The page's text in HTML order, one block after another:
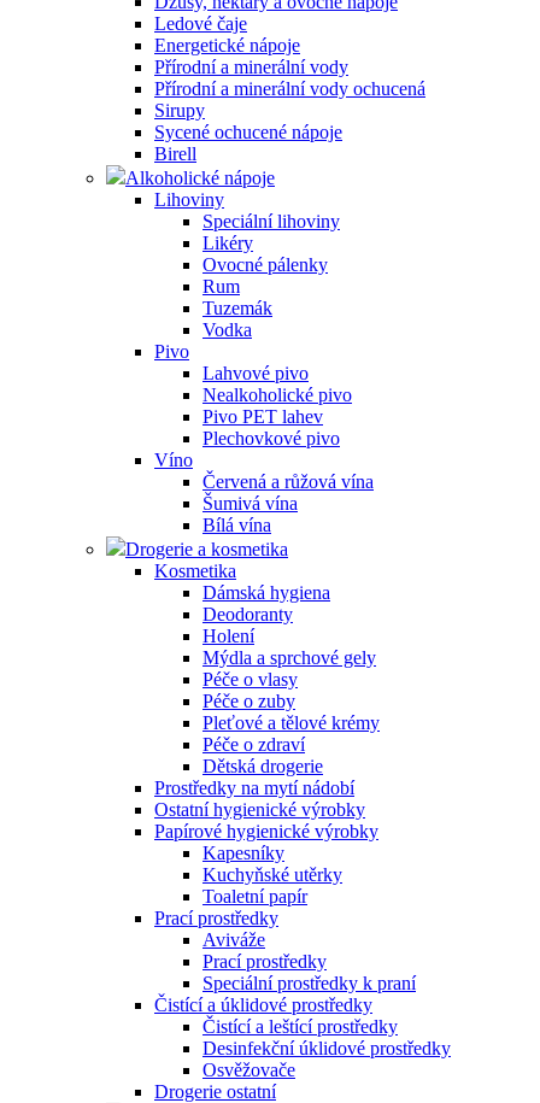
Ledové čaje
Energetické nápoje
Přírodní a minerální vody
Přírodní a minerální vody ochucená
Sirupy
Sycené ochucené nápoje
Birell
Alkoholické nápoje
Lihoviny
Speciální lihoviny
Likéry
Ovocné pálenky
Rum
Tuzemák
Vodka
Pivo
Lahvové pivo
Nealkoholické pivo
Pivo PET lahev
Plechovkové pivo
Víno
Červená a růžová vína
Šumivá vína
Bílá vína
Drogerie a kosmetika
Kosmetika
Dámská hygiena
Deodoranty
Holení
Mýdla a sprchové gely
Péče o vlasy
Péče o zuby
Pleťové a tělové krémy
Péče o zdraví
Dětská drogerie
Prostředky na mytí nádobí
Ostatní hygienické výrobky
Papírové hygienické výrobky
Kapesníky
Kuchyňské utěrky
Toaletní papír
Prací prostředky
Aviváže
Prací prostředky
Speciální prostředky k praní
Čistící a úklidové prostředky
Čistící a leštící prostředky
Desinfekční úklidové prostředky
Osvěžovače
Drogerie ostatní